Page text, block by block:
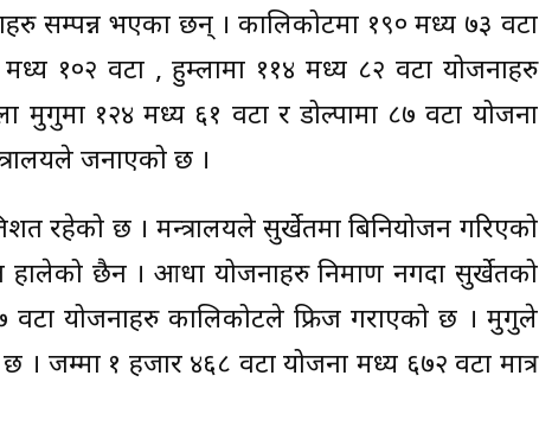
सम्पन्न भएका छन् । कालिकोटमा १९० मध्य ७३ वटा
१०२ वटा , हुम्लामा ११४ मध्य ८२ वटा योजनाहरु
मुगुमा १२४ मध्य ६१ वटा र डोल्पामा ८७ वटा योजना
जनाएको छ ।
रहेको छ । मन्त्रालयले सुर्खेतमा बिनियोजन गरिएको
छैन । आधा योजनाहरु निर्माण नगर्दा सुर्खेतको
वटा योजनाहरु कालिकोटले फ्रिज गराएको छ । मुगुले
जम्मा १ हजार ४६८ वटा योजना मध्य ६७२ वटा मात्र